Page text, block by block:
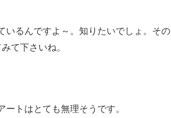
いるんですよ～。知りたいでしょ。その
て下さいね。
トはとても無理そうです。